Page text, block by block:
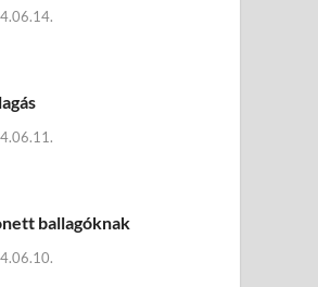
ballagóknak